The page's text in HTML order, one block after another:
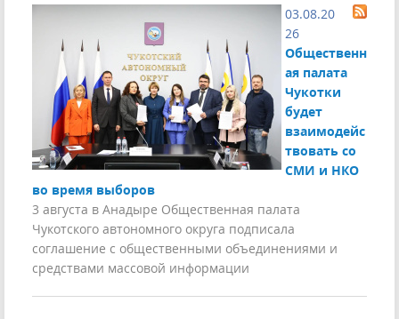
03.08.20
26
Общественн
ая палата
Чукотки
будет
взаимодейс
твовать со
СМИ и НКО
во время выборов
3 августа в Анадыре Общественная палата
Чукотского автономного округа подписала
соглашение с общественными объединениями и
средствами массовой информации